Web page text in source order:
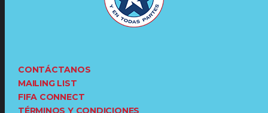
CONTÁCTANOS
MAILING LIST
FIFA CONNECT
TÉRMINOS Y CONDICIONES